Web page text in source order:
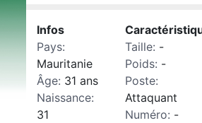
Infos
Pays:
Mauritanie
Âge: 31 ans
Naissance:
31
Taille: -
Poids: -
Poste:
Attaquant
Numéro: -